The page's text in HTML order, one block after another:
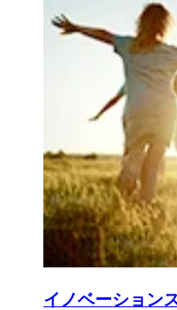
イノベーション